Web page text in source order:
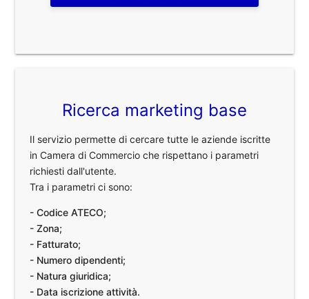
Ricerca marketing base
Il servizio permette di cercare tutte le aziende iscritte
in Camera di Commercio che rispettano i parametri
richiesti dall'utente.
Tra i parametri ci sono:
- Codice ATECO;
- Zona;
- Fatturato;
- Numero dipendenti;
- Natura giuridica;
- Data iscrizione attività.